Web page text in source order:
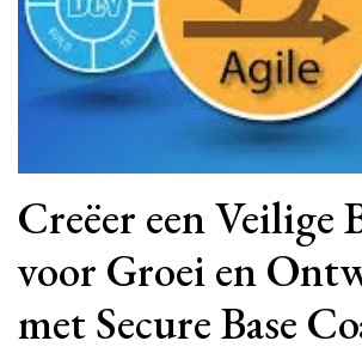
Creëer een Veilige
voor Groei en
met Secure Base